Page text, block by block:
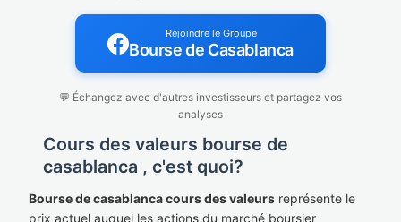
Rejoindre le Groupe
Bourse de Casablanca
💬 Échangez avec d'autres investisseurs et partagez vos
analyses
Cours des valeurs bourse de
casablanca , c'est quoi?
Bourse de casablanca cours des valeurs représente le
prix actuel auquel les actions du marché boursier